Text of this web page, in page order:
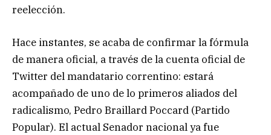
reelección.
Hace instantes, se acaba de confirmar la fórmula
de manera oficial, a través de la cuenta oficial de
Twitter del mandatario correntino: estará
acompañado de uno de lo primeros aliados del
radicalismo, Pedro Braillard Poccard (Partido
Popular). El actual Senador nacional ya fue